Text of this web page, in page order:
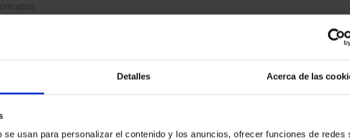
Detalles Acerca de las
usan para personalizar el contenido y los anuncios, ofrecer funciones de redes